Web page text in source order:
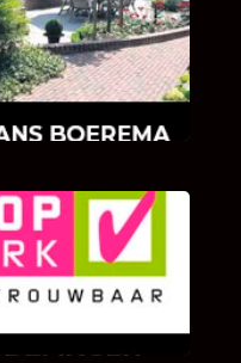
is en wat
in de wereld van
om te weten wat u
diensten vindt.